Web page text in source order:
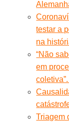
testar a
na
“Não
em
Triagem